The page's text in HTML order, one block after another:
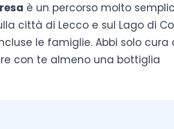
è un percorso molto
città di Lecco e sul Lago di
le famiglie. Abbi solo cura
con te almeno una bottiglia